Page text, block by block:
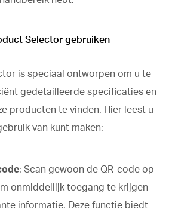
Selector gebruiken
is speciaal ontworpen om u te
gedetailleerde specificaties en
producten te vinden. Hier leest u
van kunt maken:
: Scan gewoon de QR-code op
onmiddellijk toegang te krijgen
informatie. Deze functie biedt